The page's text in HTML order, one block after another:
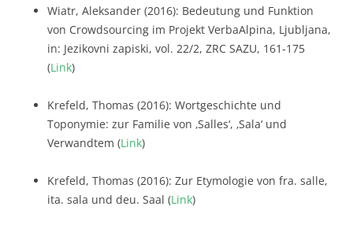
Wiatr, Aleksander (2016): Bedeutung und Funktion
von Crowdsourcing im Projekt VerbaAlpina, Ljubljana,
in: Jezikovni zapiski, vol. 22/2, ZRC SAZU, 161-175
(Link)
Krefeld, Thomas (2016): Wortgeschichte und
Toponymie: zur Familie von ‚Salles‘, ‚Sala‘ und
Verwandtem (Link)
Krefeld, Thomas (2016): Zur Etymologie von fra. salle,
ita. sala und deu. Saal (Link)